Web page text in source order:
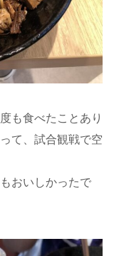
も食べたことあり
て、試合観戦で空
おいしかったで